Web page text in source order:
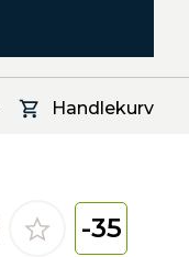
Handlekurv
-35